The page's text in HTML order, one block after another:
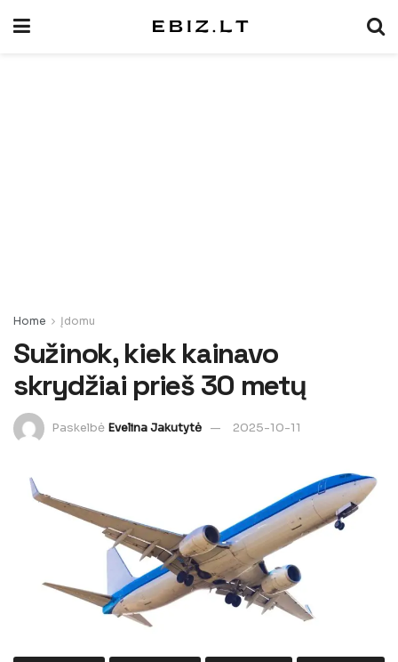
Home Įdomu
Sužinok, kiek kainavo
skrydžiai prieš 30 metų
Paskelbė Evelina Jakutytė 2025-10-11